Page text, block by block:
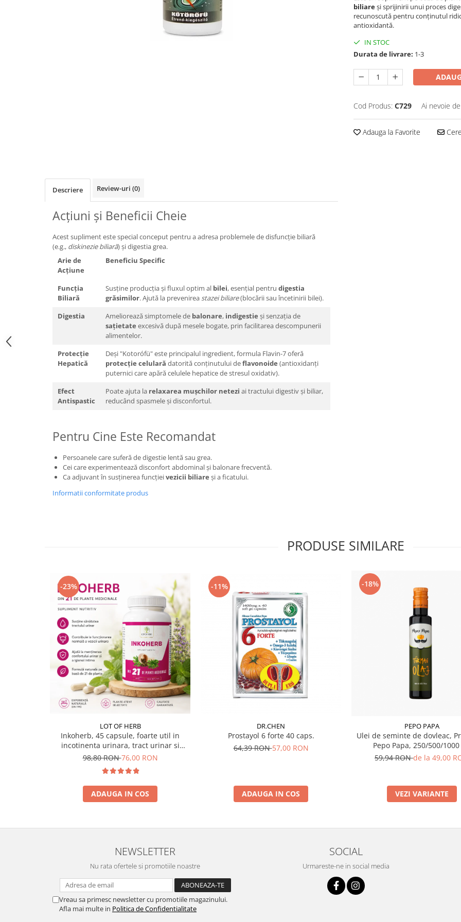
VITAMIN BOTTLE
biliareși sprijinirii unui proces
recunoscută pentru conținutul
antioxidantă.
IN STOC
Durata de livrare: 1-3
Cod Produs: C729 Ai nevoie
Adauga la Favorite
Descriere Review-uri (0)
Acțiuni și Beneficii Cheie
Acest supliment este special conceput pentru a adresa problemele de disfuncție biliară
(e.g., diskinezie biliară) și digestia grea.
Arie de
Acțiune
Beneficiu Specific
Funcția
Biliară
Susține producția și fluxul optim al bilei, esențial pentru digestia
grăsimilor. Ajută la prevenirea stazei biliare(blocării sau încetinirii bilei).
Digestia
Ameliorează simptomele de balonare, indigestie și senzația de
sațietate excesivă după mesele bogate, prin facilitarea descompunerii
alimentelor.
Protecție
Hepatică
Deși "Kotorófü" este principalul ingredient, formula Flavin-7 oferă
protecție celulară datorită conținutului deflavonoide (antioxidanți
puternici care apără celulele hepatice de stresul oxidativ).
Efect
Antispastic
Poate ajuta la relaxarea mușchilor netezi ai tractului digestiv și biliar,
reducând spasmele și disconfortul.
Pentru Cine Este Recomandat
Persoanele care suferă de digestie lentă sau grea.
Cei care experimentează disconfort abdominal și balonare frecventă.
Ca adjuvant în susținerea funcțieivezicii biliare și a ficatului.
Informatii conformitate produs
PRODUSE SIMILARE
-23%
LOT OF HERB
Inkoherb, 45 capsule, foarte util in
incotinenta urinara, tract urinar si
vezica urinara, bazat pe 21 de plante
98,80 RON76,00 RON
ADAUGA IN COS
-11%
DR.CHEN
Prostayol 6 forte 40 caps.
64,39 RON57,00 RON
ADAUGA IN COS
-18%
PEPO PAPA
Ulei de seminte de dovleac,
Pepo Papa, 250/500/
59,94 RONde la 49,00
VEZI VARIANTE
NEWSLETTER
Nu rata ofertele si promotiile noastre
Vreau sa primesc newsletter cu promotiile magazinului.
Afla mai multe in Politica de Confidentialitate
SOCIAL
Urmareste-ne in social media